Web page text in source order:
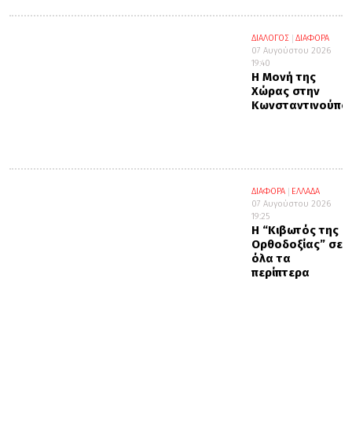
ΔΙΑΛΟΓΟΣ
ΔΙΑΦΟΡΑ
07 Αυγούστου 2026
19:40
Η Μονή της
Χώρας στην
ΔΙΑΦΟΡΑ
ΕΛΛΑΔΑ
07 Αυγούστου 2026
19:25
Η “Κιβωτός της
Ορθοδοξίας” σε
όλα τα
περίπτερα